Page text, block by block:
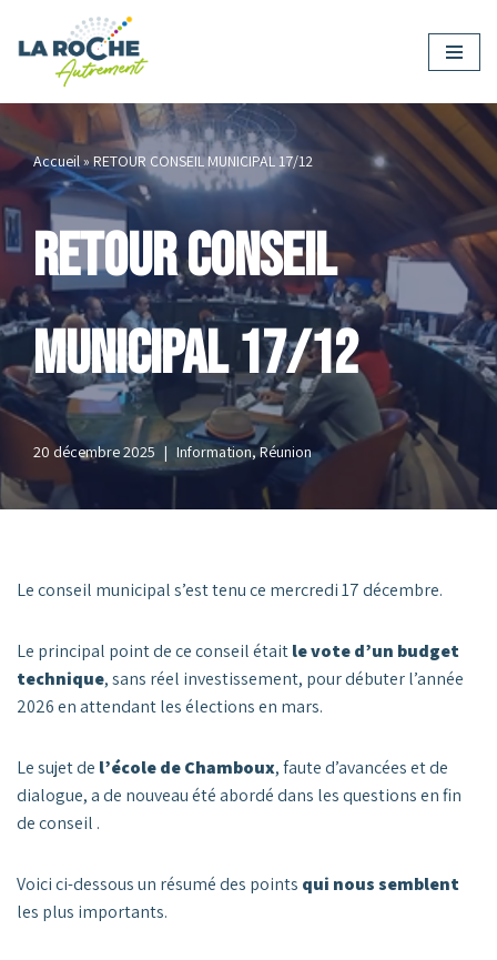
Aller
contenu
Accueil»RETOUR CONSEIL MUNICIPAL 17/12
RETOUR CONSEIL
MUNICIPAL 17/12
20 décembre 2025 Information,Réunion
Le conseil municipal s’est tenu ce mercredi 17 décembre.
Le principal point de ce conseil étaitle vote d’un budget
technique, sans réel investissement, pour débuter l’année
2026 en attendant les élections en mars.
Le sujet de l’école de Chamboux, faute d’avancées et de
dialogue, a de nouveau été abordé dans les questions en fin
de conseil .
Voici ci-dessous un résumé des points qui nous semblent
les plus importants.